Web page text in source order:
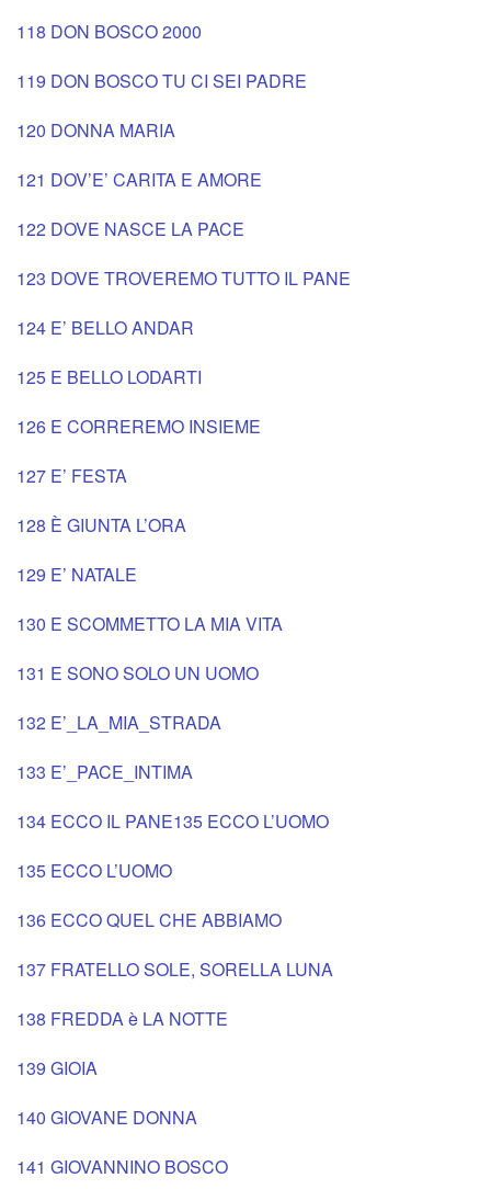
118 DON BOSCO 2000
119 DON BOSCO TU CI SEI PADRE
120 DONNA MARIA
121 DOV’E’ CARITA E AMORE
122 DOVE NASCE LA PACE
123 DOVE TROVEREMO TUTTO IL PANE
124 E’ BELLO ANDAR
125 E BELLO LODARTI
126 E CORREREMO INSIEME
127 E’ FESTA
128 È GIUNTA L’ORA
129 E’ NATALE
130 E SCOMMETTO LA MIA VITA
131 E SONO SOLO UN UOMO
132 E’_LA_MIA_STRADA
133 E’_PACE_INTIMA
134 ECCO IL PANE135 ECCO L’UOMO
135 ECCO L’UOMO
136 ECCO QUEL CHE ABBIAMO
137 FRATELLO SOLE, SORELLA LUNA
138 FREDDA è LA NOTTE
139 GIOIA
140 GIOVANE DONNA
141 GIOVANNINO BOSCO